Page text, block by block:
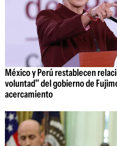
México y Perú restablecen
voluntad" del gobierno de
acercamiento